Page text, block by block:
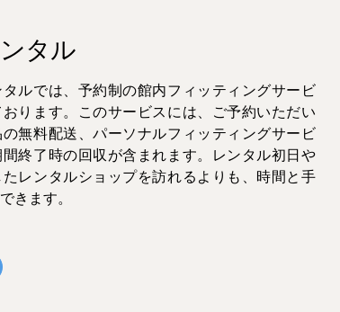
タル
ルでは、予約制の館内フィッティングサービ
ります。このサービスには、ご予約いただい
無料配送、パーソナルフィッティングサービ
終了時の回収が含まれます。レンタル初日や
レンタルショップを訪れるよりも、時間と手
きます。